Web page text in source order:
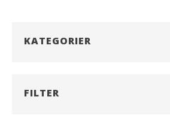
KATEGORIER
FILTER